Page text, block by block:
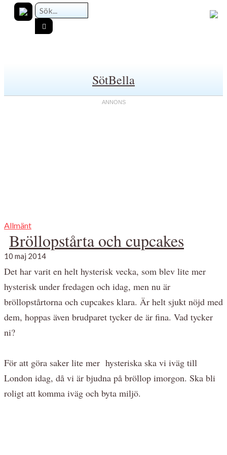
SötBella
Allmänt
Bröllopstårta och cupcakes
10 maj 2014
Det har varit en helt hysterisk vecka, som blev lite mer
hysterisk under fredagen och idag, men nu är
bröllopstårtorna och cupcakes klara. Är helt sjukt nöjd med
dem, hoppas även brudparet tycker de är fina. Vad tycker
ni?
För att göra saker lite mer hysteriska ska vi iväg till
London idag, då vi är bjudna på bröllop imorgon. Ska bli
roligt att komma iväg och byta miljö.